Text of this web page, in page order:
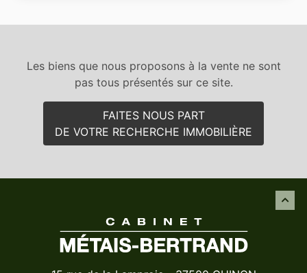
Les biens que nous proposons à la vente ne sont
pas tous présentés sur ce site.
FAITES NOUS PART
DE VOTRE RECHERCHE IMMOBILIÈRE